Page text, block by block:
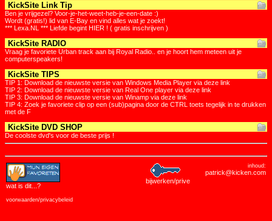
KickSite Link Tip
Ben je vrijgezel? Voor-je-het-weet-heb-je-een-date :)
Wordt (gratis!) lid van E-Bay en vind alles wat je zoekt!
*** Lexa.NL *** Liefde begint HIER ! ( gratis inschrijven )
KickSite RADIO
Vraag je favoriete Urban track aan bij Royal Radio.. en je hoort hem meteen uit je
computerspeakers!
KickSite TIPS
TIP 1: Download de nieuwste versie van Windows Media Player via deze link
TIP 2: Download de nieuwste versie van Real One player via deze link
TIP 3: Download de nieuwste versie van Winamp via deze link
TIP 4: Zoek je favoriete clip op een (sub)pagina door de CTRL toets tegelijk in te drukken
met de F
KickSite DVD SHOP
De coolste dvd's voor de beste prijs !
wat is dit ...?
voorwaarden/privacybeleid
bijwerken/prive
inhoud:
patrick@kicken.com